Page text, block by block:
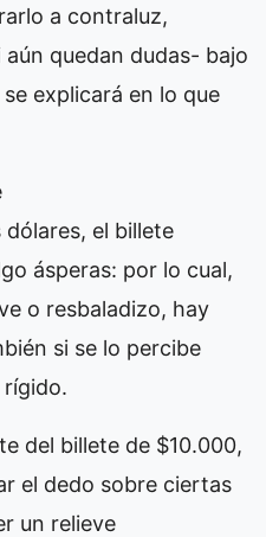
a contraluz,
quedan dudas- bajo
explicará en lo que
el billete
ásperas: por lo cual,
o resbaladizo, hay
si se lo percibe
del billete de $10.000,
el dedo sobre ciertas
un relieve